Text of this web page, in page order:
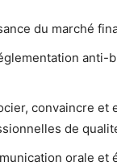
du marché
anti-
convaincre et
de
orale et